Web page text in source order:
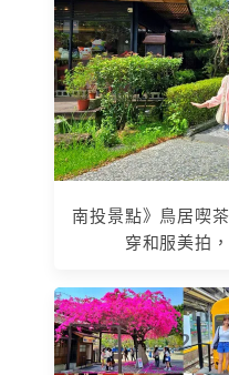
南投景點》鳥居喫
穿和服美拍